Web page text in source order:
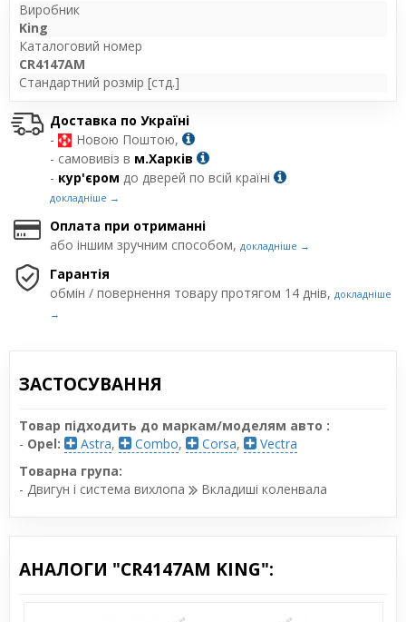
Виробник
King
Каталоговий номер
CR4147AM
Стандартний розмір [стд.]
Доставка по Україні
-
Новою Поштою,
- самовивіз в м.Харків
- кур'єром до дверей по всій країні
докладніше →
Оплата при отриманні
або іншим зручним способом, докладніше →
Гарантія
обмін / повернення товару протягом 14 днів, докладніше
→
ЗАСТОСУВАННЯ
Товар підходить до маркам/моделям авто :
- Opel: Astra, Combo, Corsa,
Vectra
Товарна група:
- Двигун і система вихлопа
Вкладиші коленвала
АНАЛОГИ "CR4147AM KING":